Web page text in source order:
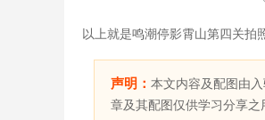
以上就是鸣潮停影霄山第四关拍
声明： 本文内容及配图由
章及其配图仅供学习分享之